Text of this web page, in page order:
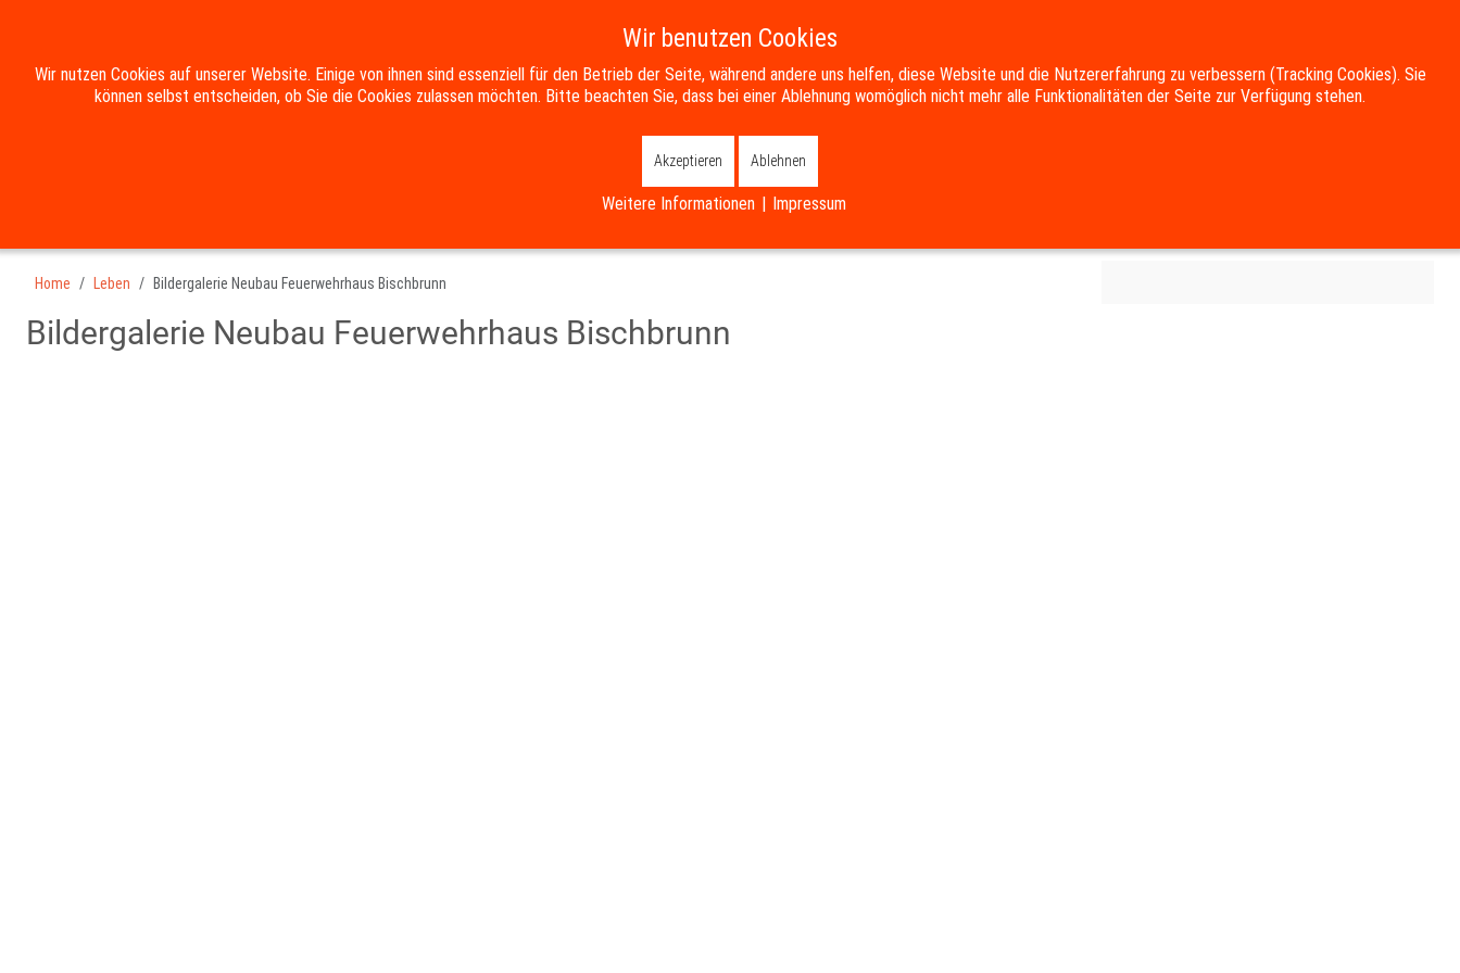
HOME DIE GEMEINDE RATHAUS & BÜRGERSERVICE BILDUNG & SOZIALES WIRTSCHAFT & ENTWICKLUNG KULTUR & FREIZEIT DOWNLOADS
Home Leben Bildergalerie Neubau Feuerwehrhaus Bischbrunn
Bildergalerie Neubau Feuerwehrhaus Bischbrunn
Wir benutzen Cookies
Wir nutzen Cookies auf unserer Website. Einige von ihnen sind essenziell für den Betrieb der Seite, während andere uns helfen, diese Website und die Nutzererfahrung zu verbessern (Tracking Cookies). Sie
können selbst entscheiden, ob Sie die Cookies zulassen möchten. Bitte beachten Sie, dass bei einer Ablehnung womöglich nicht mehr alle Funktionalitäten der Seite zur Verfügung stehen.
Akzeptieren Ablehnen
Weitere Informationen | Impressum